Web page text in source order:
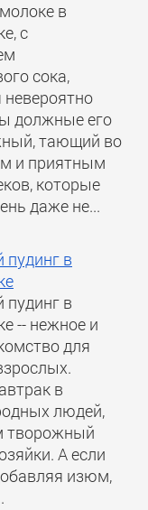
в
с
сока,
невероятно
должные его
тающий во
и приятным
которые
даже не...
в
в
-- нежное и
для
в
людей,
творожный
А если
изюм,